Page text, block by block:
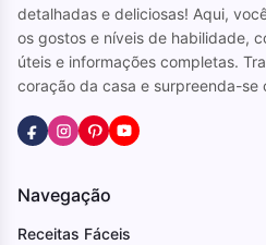
detalhadas e deliciosas! Aqui,
os gostos e níveis de habilidade,
úteis e informações completas.
coração da casa e surpreenda-se
Navegação
Receitas Fáceis